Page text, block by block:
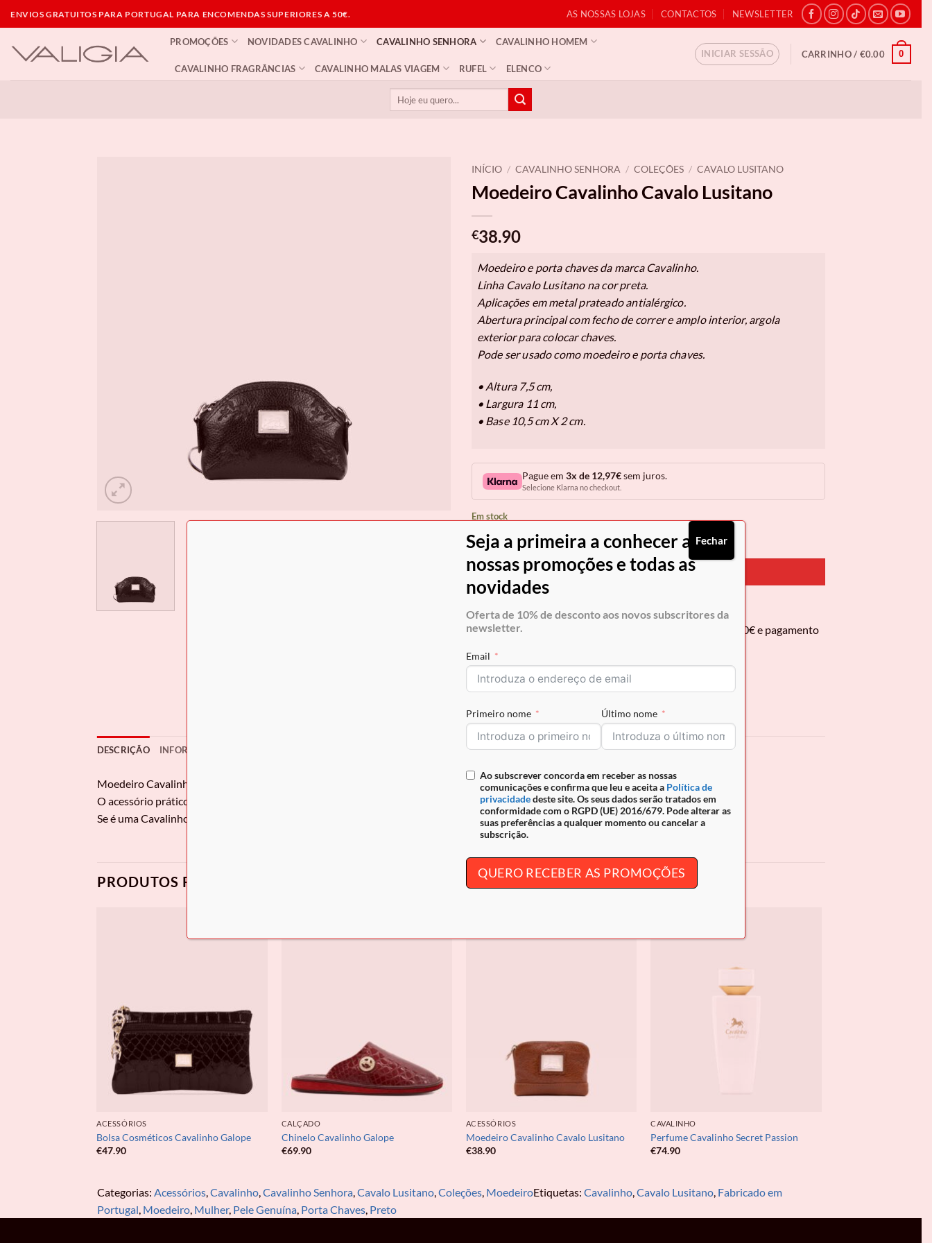
to
content
ENVIOS GRATUITOS PARA PORTUGAL PARA ENCOMENDAS SUPERIORES A 50€. AS NOSSAS LOJAS CONTACTOS NEWSLETTER
PROMOÇÕES NOVIDADES CAVALINHO CAVALINHO SENHORA CAVALINHO HOMEM
CAVALINHO FRAGRÂNCIAS CAVALINHO MALAS VIAGEM RUFEL ELENCO
INICIAR SESSÃO CARRINHO / €0.00 0
INÍCIO / CAVALINHO SENHORA / COLEÇÕES / CAVALO LUSITANO
Moedeiro Cavalinho Cavalo Lusitano
€38.90
Moedeiro e porta chaves da marca Cavalinho.
Linha Cavalo Lusitano na cor preta.
Aplicações em metal prateado antialérgico.
Abertura principal com fecho de correr e amplo interior, argola
exterior para colocar chaves.
Pode ser usado como moedeiro e porta chaves.
• Altura 7,5 cm,
• Largura 11 cm,
• Base 10,5 cm X 2 cm.
Pague em 3x de 12,97€sem juros.
Selecione Klarna no checkout.
Em stock
Quantidade de Moedeiro Cavalinho Cavalo Lusitano
COMPRAR AGORA
Envio grátis para Portugal em encomendas superiores a 50€ e pagamento
REF:28090251.01.99
DESCRIÇÃO INFORMAÇÃO ADICIONAL
Moedeiro Cavalinho
O acessório prático que organiza o seu dia. Fecho de correr seguro. Design compacto e funcional. Qualidade edesignportuguês.
Se é uma Cavalinho Lover e acompanha o nosso site, siga-nos nas nossas redes sociais,Facebooke Instagram.
PRODUTOS RELACIONADOS
ACESSÓRIOS
Bolsa Cosméticos Cavalinho Galope
€47.90
CALÇADO
Chinelo Cavalinho Galope
€69.90
ACESSÓRIOS
Moedeiro Cavalinho Cavalo Lusitano
€38.90
CAVALINHO
Perfume Cavalinho Secret Passion
€74.90
Categorias: Acessórios,Cavalinho,Cavalinho Senhora,Cavalo Lusitano,Coleções, MoedeiroEtiquetas: Cavalinho,Cavalo Lusitano, Fabricado em
Portugal, Moedeiro, Mulher, Pele Genuína, Porta Chaves, Preto
Seja a primeira a conhecer as
nossas promoções e todas as
novidades
Oferta de 10% de desconto aos novos subscritores da
newsletter.
Email
Primeiro nome Último nome
Ao subscrever concorda em receber as nossas
comunicações e confirma que leu e aceita a Política de
privacidadedeste site. Os seus dados serão tratados em
conformidade com o RGPD (UE) 2016/679. Pode alterar as
suas preferências a qualquer momento ou cancelar a
subscrição.
QUERO RECEBER AS PROMOÇÕES
Fechar